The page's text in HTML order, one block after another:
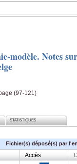
modèle. Notes
(97-121)
STATISTIQUES
Fichier(s) déposé(s) par
Accès